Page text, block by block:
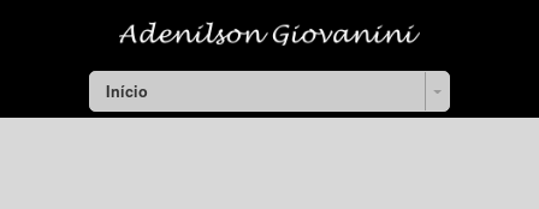
Início